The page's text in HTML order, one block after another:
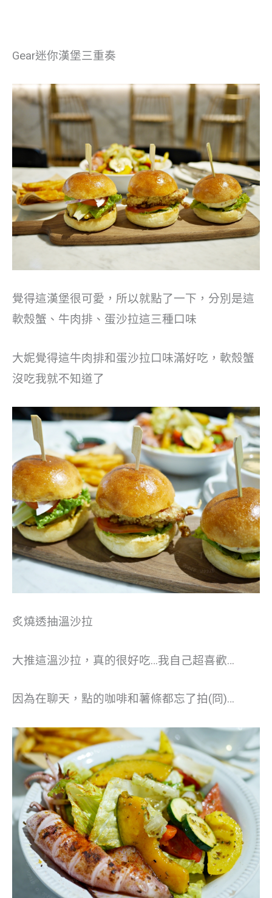
Gear迷你漢堡三重奏
覺得這漢堡很可愛，所以就點了一下，分別是這
軟殼蟹、牛肉排、蛋沙拉這三種口味
大妮覺得這牛肉排和蛋沙拉口味滿好吃，軟殼蟹
沒吃我就不知道了
炙燒透抽溫沙拉
大推這溫沙拉，真的很好吃…我自己超喜歡…
因為在聊天，點的咖啡和薯條都忘了拍(冏)…